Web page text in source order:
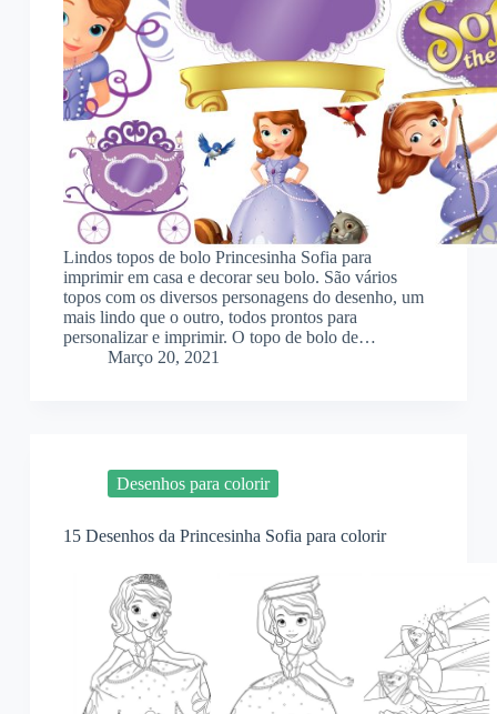
Lindos topos de bolo Princesinha Sofia para
imprimir em casa e decorar seu bolo. São vários
topos com os diversos personagens do desenho, um
mais lindo que o outro, todos prontos para
personalizar e imprimir. O topo de bolo de…
Março 20, 2021
Desenhos para colorir
15 Desenhos da Princesinha Sofia para colorir